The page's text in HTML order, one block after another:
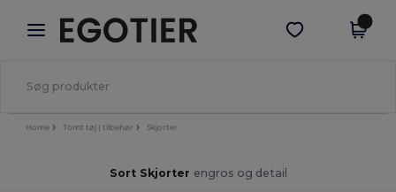
× Egotier-app
Bedre priser i appen!
Hent app
Home Tomt tøj | tilbehør Skjorter
Sort Skjorter engros og detail